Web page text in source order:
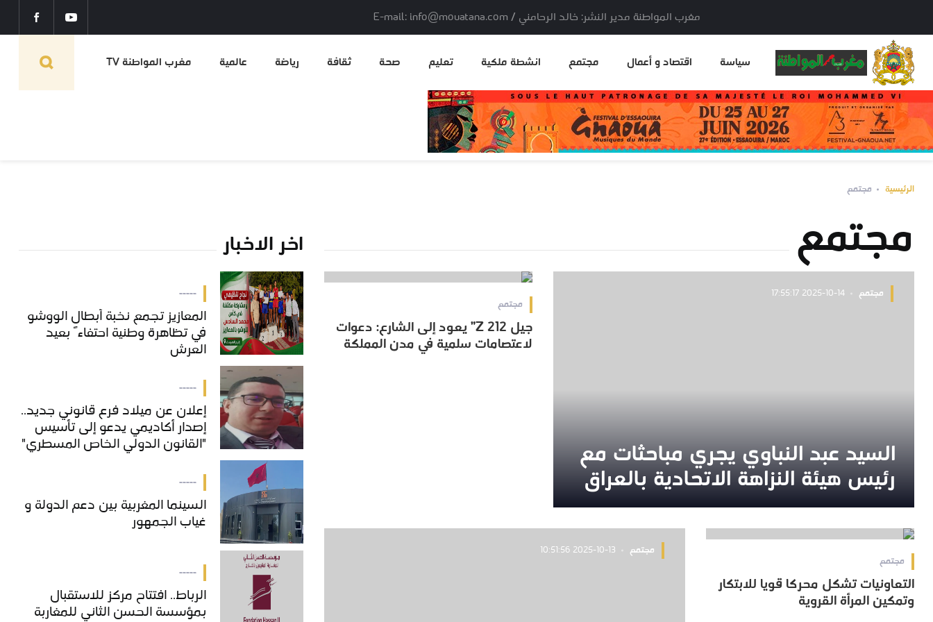
مغرب المواطنة مدير النشر: خالد الرحامني / E-mail: info@mouatana.com
سياسة اقتصاد و أعمال مجتمع انشطة ملكية تعليم صحة ثقافة رياضة عالمية مغرب المواطنة TV
الرئيسية مجتمع
مجتمع
مجتمع 2025-10-14 17:55:17
السيد عبد النباوي يجري مباحثات مع
رئيس هيئة النزاهة الاتحادية بالعراق
السيد عبد النباوي يجري مباحثات مع
رئيس هيئة النزاهة الاتحادية بالعراق
2025-10-14 17:31:34
مجتمع
جيل Z 212” يعود إلى الشارع: دعوات
لاعتصامات سلمية في مدن المملكة
جيل Z 212” يعود إلى الشارع: دعوات
لاعتصامات سلمية في مدن المملكة
2025-10-14 12:20:18
مجتمع
التعاونيات تشكل محركا قويا للابتكار
وتمكين المرأة القروية
التعاونيات تشكل محركا قويا للابتكار
وتمكين المرأة القروية
مجتمع 2025-10-13 10:51:56
اخر الاخبار
-----
المعازيز تجمع نخبة أبطال الووشو
في تظاهرة وطنية احتفاءً بعيد
العرش
المعازيز تجمع نخبة أبطال الووشو
في تظاهرة وطنية احتفاءً بعيد
العرش
-----
إعلان عن ميلاد فرع قانوني جديد..
إصدار أكاديمي يدعو إلى تأسيس
"القانون الدولي الخاص المسطري"
بالمغرب
إعلان عن ميلاد فرع قانوني جديد..
إصدار أكاديمي يدعو إلى تأسيس
"القانون الدولي الخاص المسطري"
-----
السينما المغربية بين دعم الدولة و
غياب الجمهور
السينما المغربية بين دعم الدولة و
غياب الجمهور
-----
الرباط.. افتتاح مركز للاستقبال
بمؤسسة الحسن الثاني للمغاربة
الرباط.. افتتاح مركز للاستقبال
بمؤسسة الحسن الثاني للمغاربة